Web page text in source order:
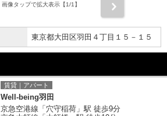
画像タップで拡大表示【1/1】
東京都大田区羽田４丁目１５－１５
賃貸｜アパート
Well-being羽田
京急空港線「穴守稲荷」駅 徒歩9分